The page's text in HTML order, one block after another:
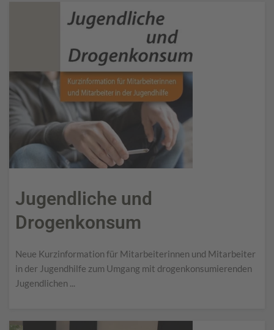
Jugendliche und
Drogenkonsum
Neue Kurzinformation für Mitarbeiterinnen und Mitarbeiter
in der Jugendhilfe zum Umgang mit drogenkonsumierenden
Jugendlichen ...